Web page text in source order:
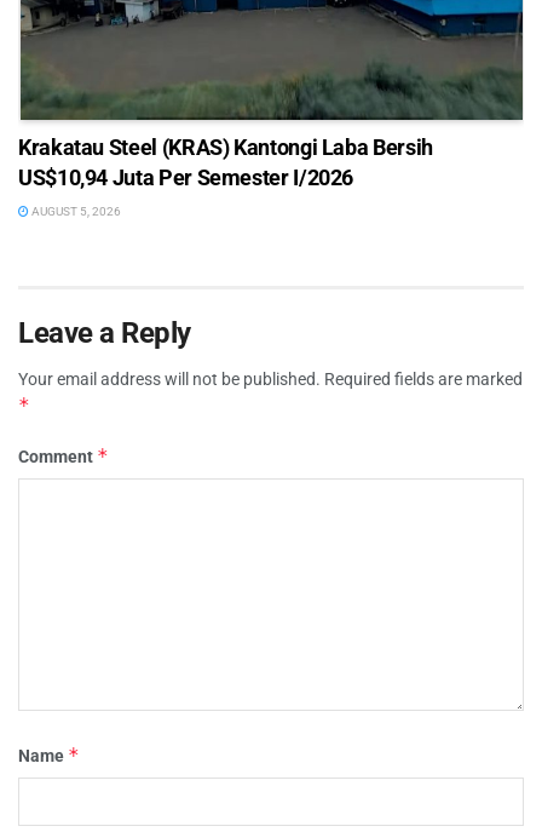
Krakatau Steel (KRAS) Kantongi Laba Bersih
US$10,94 Juta Per Semester I/2026
AUGUST 5, 2026
Leave a Reply
Your email address will not be published. Required fields are marked
*
Comment *
Name *